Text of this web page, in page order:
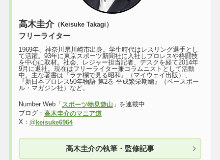
高木圭介（Keisuke Takagi）
フリーライター
1969年、神奈川県川崎市出身。学生時代はレスリング選手とし
て活躍。93年に東京スポーツ新聞社に入社しプロレスや格闘技
を中心に取材。社会、レジャー担当記者、デスクを経て2014年
9月に退社。現在はフリーライター兼コラムニストとして活動
中。主な著書は『ラテ欄で見る昭和』（マイウェイ出版）、
『新日本プロレス50年物語 第2巻 平成繁栄期編』（ベースボー
ル・マガジン社）など。
Number Web「 スポーツ物見遊山 」を連載中
ブログ： 高木圭介のマニア道
X： @keisuke6964
高木圭介の執筆・監修記事